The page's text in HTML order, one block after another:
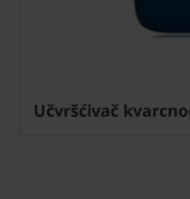
Učvršćivač